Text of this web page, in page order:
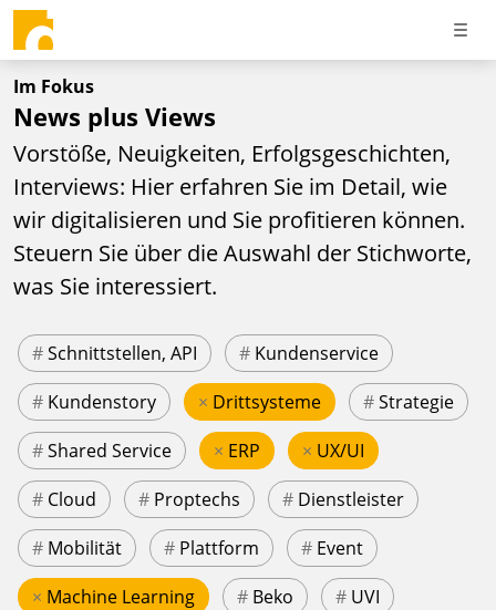
Im Fokus
News plus Views
Vorstöße, Neuigkeiten, Erfolgsgeschichten,
Interviews: Hier erfahren Sie im Detail, wie
wir digitalisieren und Sie profitieren können.
Steuern Sie über die Auswahl der Stichworte,
was Sie interessiert.
#Schnittstellen, API # Kundenservice
# Kundenstory × Drittsysteme #Strategie
#Shared Service × ERP × UX/UI
# Cloud # Proptechs # Dienstleister
# Mobilität # Plattform # Event
× Machine Learning # Beko # UVI